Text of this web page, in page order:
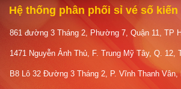
Hệ thống phân phối sỉ vé số kiến
861 đường 3 Tháng 2, Phường 7, Quận 11, TP
1471 Nguyễn Ảnh Thủ, F. Trung Mỹ Tây, Q. 12,
B8 Lô 32 Đường 3 Tháng 2, P. Vĩnh Thanh Vân,